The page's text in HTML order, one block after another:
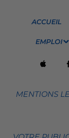
ACCUEIL
EMPLOI
MENTIONS